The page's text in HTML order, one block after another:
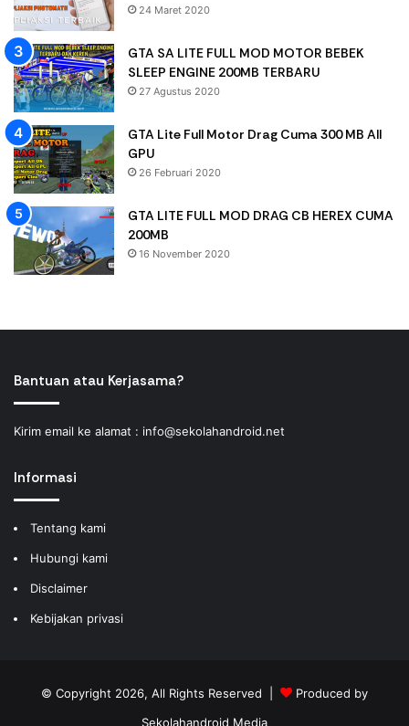
24 Maret 2020
GTA SA LITE FULL MOD MOTOR BEBEK
SLEEP ENGINE 200MB TERBARU
27 Agustus 2020
GTA Lite Full Motor Drag Cuma 300 MB All
GPU
26 Februari 2020
GTA LITE FULL MOD DRAG CB HEREX CUMA
200MB
16 November 2020
Bantuan atau Kerjasama?
Kirim email ke alamat : info@sekolahandroid.net
Informasi
Tentang kami
Hubungi kami
Disclaimer
Kebijakan privasi
© Copyright 2026, All Rights Reserved |
Produced by
Sekolahandroid Media